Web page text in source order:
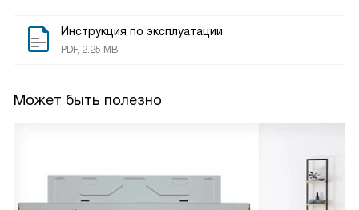
Инструкция по эксплуатации
PDF, 2.25 MB
Может быть полезно